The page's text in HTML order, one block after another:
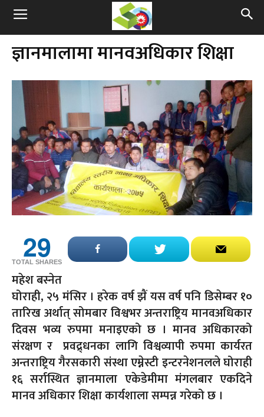
ज्ञानमालामा मानवअधिकार शिक्षा
29
TOTAL SHARES
महेश बस्नेत
घोराही, २५ मंसिर । हरेक वर्ष झैं यस वर्ष पनि डिसेम्बर १०
तारिख अर्थात् सोमबार विश्वभर अन्तराष्ट्रिय मानवअधिकार
दिवस भव्य रुपमा मनाइएको छ । मानव अधिकारको
संरक्षण र प्रवद्र्धनका लागि विश्वव्यापी रुपमा कार्यरत
अन्तराष्ट्रिय गैरसकारी संस्था एम्नेस्टी इन्टरनेशनलले घोराही
१६ सर्रास्थित ज्ञानमाला एकेडेमीमा मंगलबार एकदिने
मानव अधिकार शिक्षा कार्यशाला सम्पन्न गरेको छ ।